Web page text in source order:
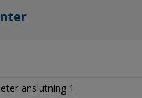
anslutning 1